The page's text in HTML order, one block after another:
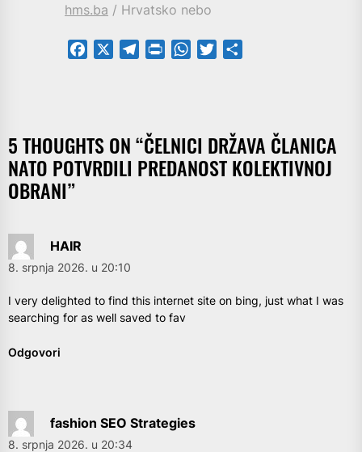
hms.ba / Hrvatsko nebo
Facebook TelegramPrintFriendly
WhatsApp
Twitter
5 THOUGHTS ON “ČELNICI DRŽAVA ČLANICA
NATO POTVRDILI PREDANOST KOLEKTIVNOJ
OBRANI”
HAIR
8. srpnja 2026. u 20:10
I very delighted to find this internet site on bing, just what I was
searching for as well saved to fav
Odgovori
fashion SEO Strategies
8. srpnja 2026. u 20:34